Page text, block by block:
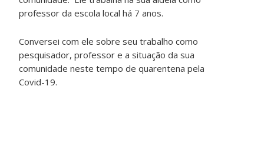
professor da escola local há 7 anos.
Conversei com ele sobre seu trabalho como
pesquisador, professor e a situação da sua
comunidade neste tempo de quarentena pela
Covid-19.